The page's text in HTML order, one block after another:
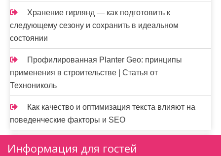
Хранение гирлянд — как подготовить к
следующему сезону и сохранить в идеальном
состоянии
Профилированная Planter Geo: принципы
применения в строительстве | Статья от
Технониколь
Как качество и оптимизация текста влияют на
поведенческие факторы и SEO
Информация для гостей